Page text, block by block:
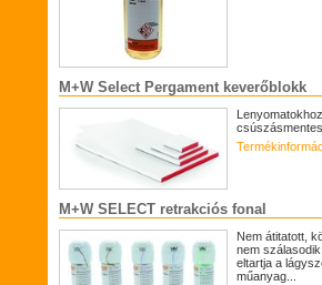
M+W Select Pergament keverőblokk
M+W SELECT retrakciós fonal
Nem átitatott,
nem
eltartja a
műanyag...